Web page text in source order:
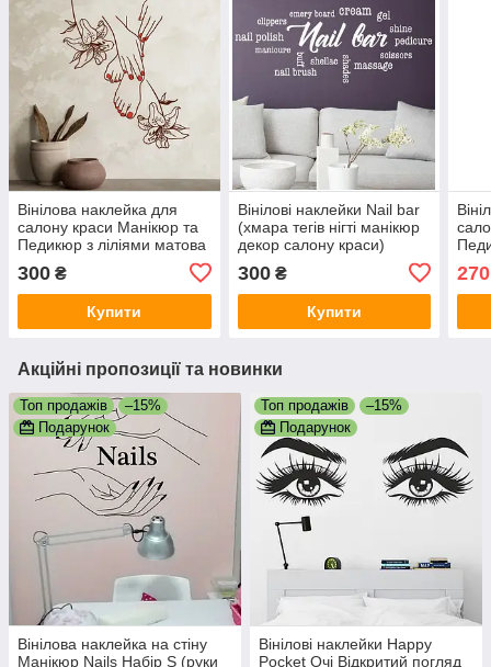
Вінілова наклейка для
салону краси Манікюр та
Педикюр з ліліями матова
300 ₴
Купити
Вінілові наклейки Nail bar
(хмара тегів нігті манікюр
декор салону краси)
300₴
Купити
270
Акційні пропозиції та новинки
Топ продажів
–15%
Подарунок
Вінілова наклейка на стіну
Манікюр Nails Набір S (руки
Топ продажів
–15%
Подарунок
Вінілові наклейки Happy
Pocket Очі Відкритий погляд